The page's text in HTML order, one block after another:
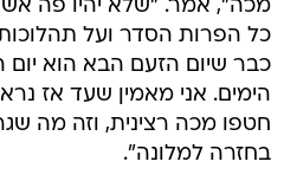
מכה", אמר. "שלא יהיו פה
כל הפרות הסדר ועל
כבר שיום הזעם הבא הוא
הימים. אני מאמין שעד אז
חטפו מכה רצינית, וזה מה
בחזרה למלונה".